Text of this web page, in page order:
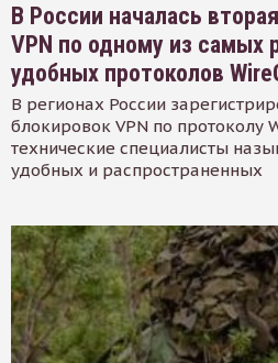
В России началась
VPN по одному из самых
удобных протоколов
В регионах России
блокировок VPN по протоколу
технические специалисты
удобных и распространенных